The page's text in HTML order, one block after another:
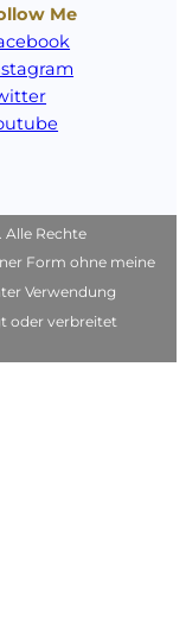
Me
Alle Rechte
Form ohne meine
Verwendung
oder verbreitet